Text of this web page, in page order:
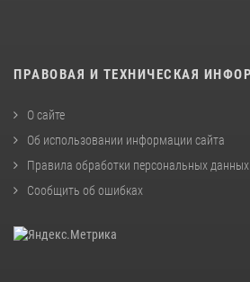
ПРАВОВАЯ И ТЕХНИЧЕСКАЯ
О сайте
Об использовании информации сайта
Правила обработки персональных данных
Сообщить об ошибках